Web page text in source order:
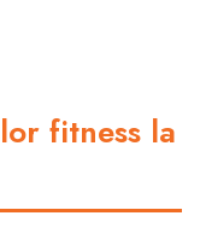
fitness la